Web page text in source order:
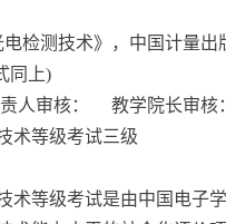
电检测技术》，中国计量出
同上)
人审核： 教学院长审核：
术等级考试三级
术等级考试是由中国电子